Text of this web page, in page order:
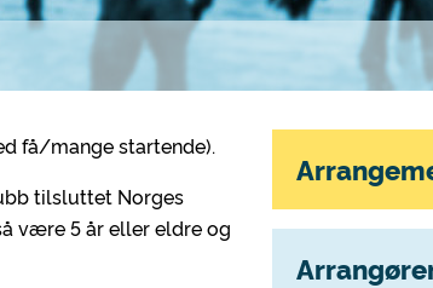
få/mange startende).
tilsluttet Norges
være 5 år eller eldre og